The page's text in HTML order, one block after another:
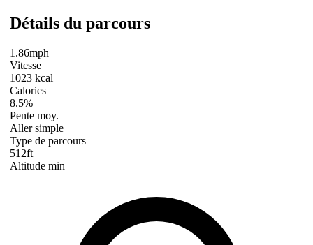
Détails du parcours
1.86mph
Vitesse
1023 kcal
Calories
8.5%
Pente moy.
Aller simple
Type de parcours
512ft
Altitude min